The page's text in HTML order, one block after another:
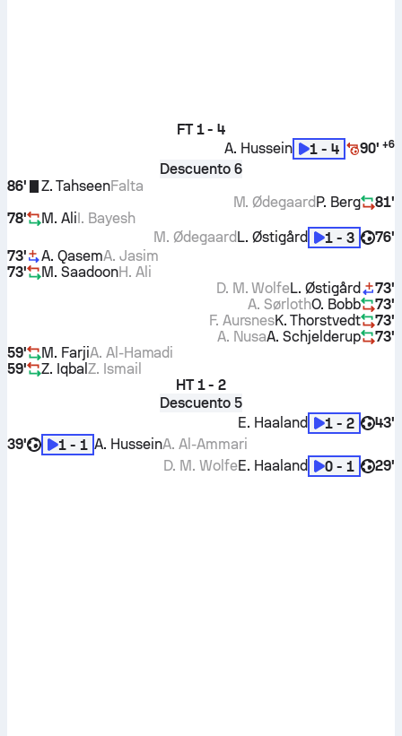
FT 1 - 4
90' +6
1 - 4
A. Hussein
Descuento 6
86'
Z. TahseenFalta
81'
P. Berg
M. Ødegaard
78'
M. AliI. Bayesh
76'
1 - 3
L. Østigård
M. Ødegaard
73'
A. QasemA. Jasim
73'
M. SaadoonH. Ali
73'
L. Østigård
D. M. Wolfe
73'
O. Bobb
A. Sørloth
73'
K. Thorstvedt
F. Aursnes
73'
A. Schjelderup
A. Nusa
59'
M. FarjiA. Al-Hamadi
59'
Z. Iqbal Z. Ismail
HT 1 - 2
Descuento 5
43'
1 - 2
E. Haaland
39'
1 - 1 A. HusseinA. Al-Ammari
29'
0 - 1
E. Haaland
D. M. Wolfe